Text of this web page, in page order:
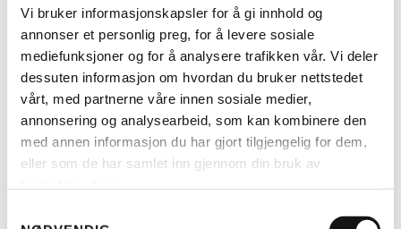
Vi bruker informasjonskapsler for å gi innhold og
annonser et personlig preg, for å levere sosiale
mediefunksjoner og for å analysere trafikken vår. Vi deler
dessuten informasjon om hvordan du bruker nettstedet
vårt, med partnerne våre innen sosiale medier,
annonsering og analysearbeid, som kan kombinere den
med annen informasjon du har gjort tilgjengelig for dem,
eller som de har samlet inn gjennom din bruk av
LES MER
RIESE & MÜLLER